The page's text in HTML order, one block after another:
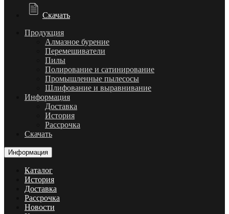
Скачать
Продукция
Алмазное бурение
Перемешиватели
Пилы
Полирование и сатинирование
Промышленные пылесосы
Шлифование и выравнивание
Информация
Доставка
История
Рассрочка
Скачать
Информация
Каталог
История
Доставка
Рассрочка
Новости